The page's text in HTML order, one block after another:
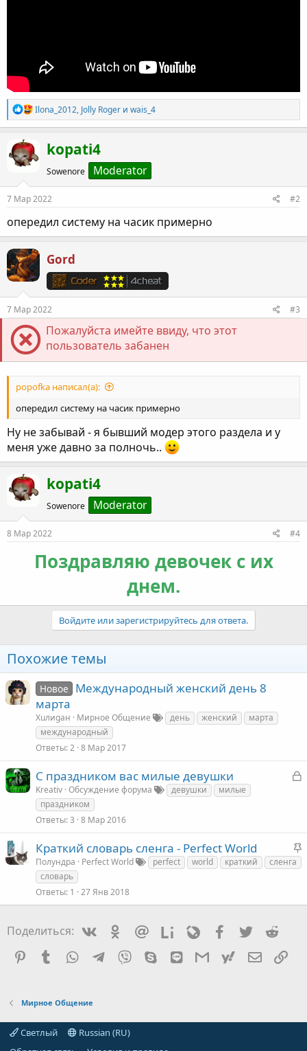
Р
е
а
ц
и
:
Ilona_2012, Jolly Roger и wais_4
kopati4
Sowenore Moderator
7 Мар 2022 #2
опередил систему на часик примерно
Gord
7 Мар 2022 #3
Пожалуйста имейте ввиду, что этот
пользователь забанен
popofka написал(а):
опередил систему на часик примерно
Ну не забывай - я бывший модер этого раздела и у
меня уже давно за полночь..
kopati4
Sowenore Moderator
8 Мар 2022 #4
Поздравляю девочек с их
днем.
Войдите или зарегистрируйтесь для ответа.
Похожие темы
Новое
Международный женский день 8
марта
Хuлиgан Мирное Общение день женский
марта
международный
Ответы 2 8 Мар 2017
З
т
а
С праздником вас милые девушки
Kreativ Обсуждение форума девушки
милые
праздником
Ответы 3 8 Мар 2016
З
а
е
Краткий словарь сленга - Perfect World
Полундра Perfect World perfect world краткий
сленга
словарь
Ответы 1 27 Янв 2018
Поделиться: VkontakteOdnoklassniki
Mail.ruLiveinternetLivejournalFacebook
Twitter
Pinterest
Tumblr WhatsAppTelegram
Viber Skype LineGmailyahoomail
Мирное Общение
Светлый
Russian (RU)